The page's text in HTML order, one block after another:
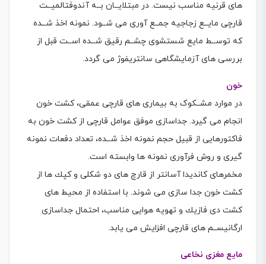
های قرنیه مناسب نیست. در مبتلایــان بــه آندوفتالمیــت
قارچی مایــع زجاجیه جمــع آوری می شــود. نمونه اخذ شــده
كه توســط مایع شستشوی چشــم رقیق شــده اســت قبل از
بررسی های آزمایشگاهی سانتریفوژ می گردد.
خون
در موارد مشــکوک به بیماری های قارچی عمقی، كشت خون
انجام می گیرد. جداسازی موفق عوامل قارچی از كشت خون به
فاكتورهایی از قبیل حجم نمونه اخذ شــده، تعداد دفعات نمونه
گیری و روش فرآوری نمونه ها وابسته است.
مخمرهای كاندیدا آسانتر از قارچ های دو شکلی و كپك ها از
كشت خون جدا سازی می شوند. با استفاده از محیط های
كشت دی فازیك و تهویه هوایی مناسب، احتمال جداسازی
ارگانیســم های قارچی افزایش می یابد.
مایع مغزی نخاعی